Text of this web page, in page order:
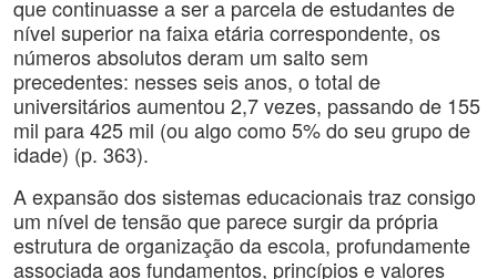
que continuasse a ser a parcela de estudantes de
nível superior na faixa etária correspondente, os
números absolutos deram um salto sem
precedentes: nesses seis anos, o total de
universitários aumentou 2,7 vezes, passando de 155
mil para 425 mil (ou algo como 5% do seu grupo de
idade) (p. 363).
A expansão dos sistemas educacionais traz consigo
um nível de tensão que parece surgir da própria
estrutura de organização da escola, profundamente
associada aos fundamentos, princípios e valores